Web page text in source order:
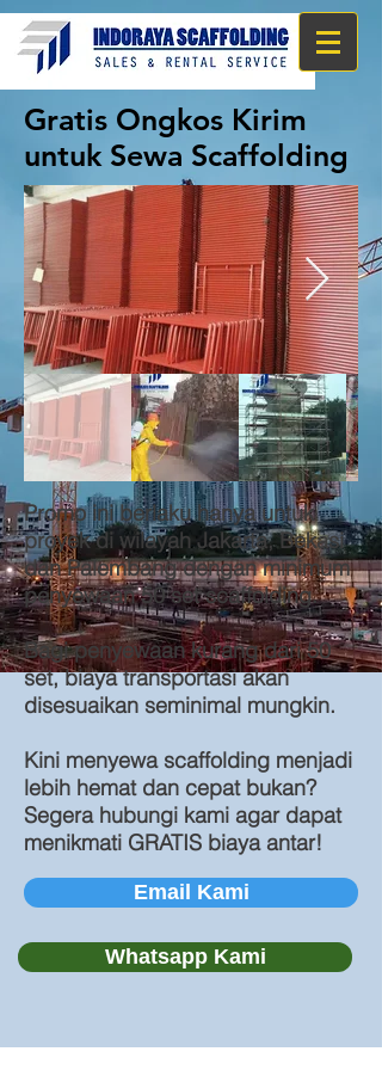
Gratis Ongkos Kirim
untuk Sewa Scaffolding
Promo ini berlaku hanya untuk
proyek di wilayah Jakarta, Bekasi
dan Palembang dengan minimum
penyewaan 50 set scaffolding.
Bagi penyewaan kurang dari 50
set, biaya transportasi akan
disesuaikan seminimal mungkin.
Kini menyewa scaffolding menjadi
lebih hemat dan cepat bukan?
Segera hubungi kami agar dapat
menikmati GRATIS biaya antar!
Email Kami
Whatsapp Kami